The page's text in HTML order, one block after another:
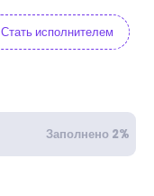
Стать исполнителем
Заполнено 2%